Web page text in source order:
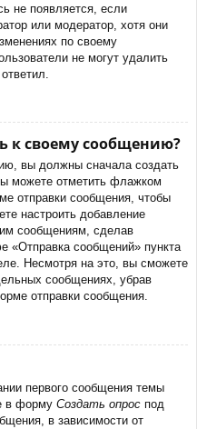
не появляется, если
или модератор, хотя они
по своему
не могут удалить
к своему сообщению?
вы должны сначала создать
можете отметить флажком
отправки сообщения, чтобы
настроить добавление
сообщениям, сделав
«Отправка сообщений» пункта
Несмотря на это, вы сможете
сообщениях, убрав
отправки сообщения.
первого сообщения темы
в форму Создать опрос под
в зависимости от